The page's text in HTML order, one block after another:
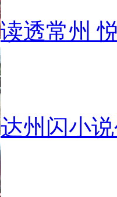
读透常州
达州闪小